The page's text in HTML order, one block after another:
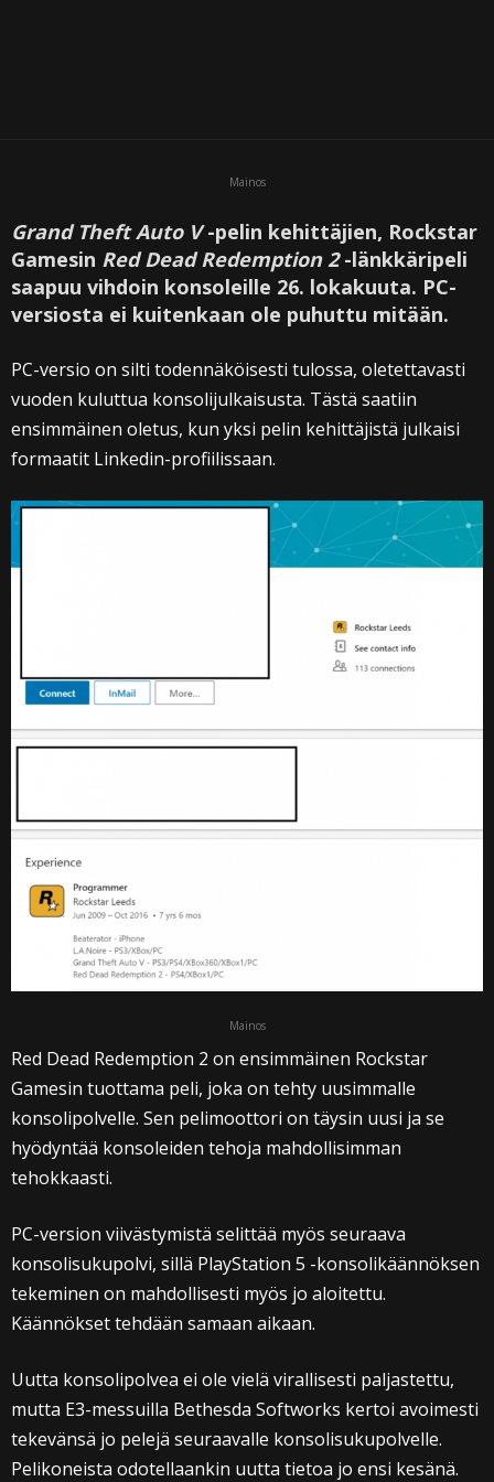
Mainos
Grand Theft Auto V-pelin kehittäjien, Rockstar
Gamesin Red Dead Redemption 2-länkkäripeli
saapuu vihdoin konsoleille 26. lokakuuta. PC-
versiosta ei kuitenkaan ole puhuttu mitään.
PC-versio on silti todennäköisesti tulossa, oletettavasti
vuoden kuluttua konsolijulkaisusta. Tästä saatiin
ensimmäinen oletus, kun yksi pelin kehittäjistä julkaisi
formaatit Linkedin-profiilissaan.
Mainos
Red Dead Redemption 2 on ensimmäinen Rockstar
Gamesin tuottama peli, joka on tehty uusimmalle
konsolipolvelle. Sen pelimoottori on täysin uusi ja se
hyödyntää konsoleiden tehoja mahdollisimman
tehokkaasti.
PC-version viivästymistä selittää myös seuraava
konsolisukupolvi, sillä PlayStation 5 -konsolikäännöksen
tekeminen on mahdollisesti myös jo aloitettu.
Käännökset tehdään samaan aikaan.
Uutta konsolipolvea ei ole vielä virallisesti paljastettu,
mutta E3-messuilla Bethesda Softworks kertoi avoimesti
tekevänsä jo pelejä seuraavalle konsolisukupolvelle.
Pelikoneista odotellaankin uutta tietoa jo ensi kesänä.